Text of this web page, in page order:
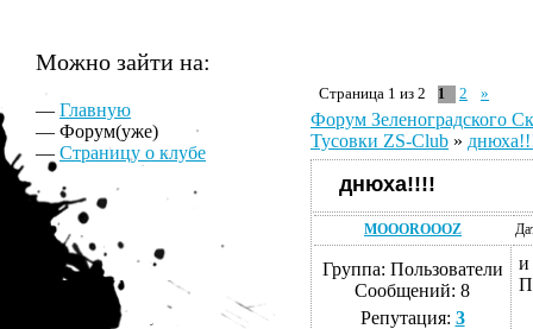
Можно зайти на:
— Главную
— Форум(уже)
— Страницу о клубе
Страница 1 из 2 1 2 »
Форум Зеленоградского
Тусовки ZS-Club »
днюха!!!!
MOOOROOOZ
Группа: Пользователи
Сообщений: 8
Репутация: 3
и